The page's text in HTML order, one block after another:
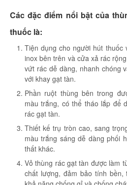
Các đặc điểm nổi bật của
thuốc là:
Tiện dụng cho người hút thuốc
inox bên trên và cửa xả rác
vứt rác dễ dàng, nhanh chóng
với khay gạt tàn.
Phần ruột thùng bên trong
màu trắng, có thể tháo lắp để
rác gạt tàn.
Thiết kế trụ tròn cao, sang
màu trắng sáng dễ dàng phối
thất khác.
Vỏ thùng rác gạt tàn được làm
chất lượng, đảm bảo tính bền,